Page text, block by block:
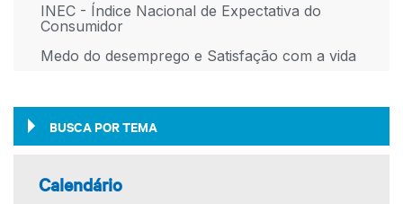
INEC - Índice Nacional de Expectativa do
Consumidor
Medo do desemprego e Satisfação com a vida
BUSCA POR TEMA
Calendário